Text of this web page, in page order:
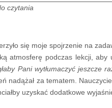
czytania
się moje spojrzenie na
atmosferę podczas lekcji,
Pani wytłumaczyć jeszcze
nadążał za tematem.
uzyskać dodatkowe